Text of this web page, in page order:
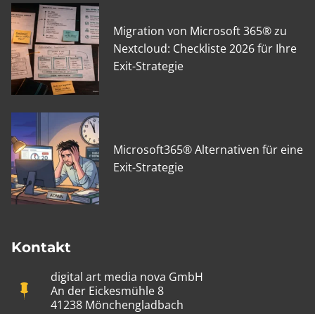
Migration von Microsoft 365® zu
Nextcloud: Checkliste 2026 für Ihre
Exit-Strategie
Microsoft365® Alternativen für eine
Exit-Strategie
Kontakt
digital art media nova GmbH
An der Eickesmühle 8
41238 Mönchengladbach